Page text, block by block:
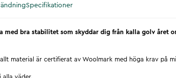
Specifikationer
med bra stabilitet som skyddar dig från kalla golv året
material är certifierat av Woolmark med höga krav på
alla väder.